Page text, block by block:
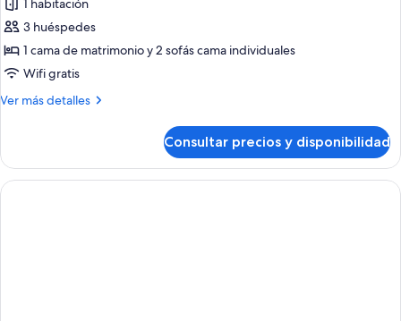
fotos
de
Suite,
balcón
3
1 habitación
3 huéspedes
1 cama de matrimonio y 2 sofás cama individuales
Wifi gratis
Ver más detalles
Más
balcón
(Occupancy
3
Consultar precios y disponibilidad